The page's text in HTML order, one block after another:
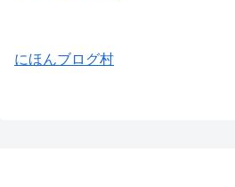
にほんブログ村